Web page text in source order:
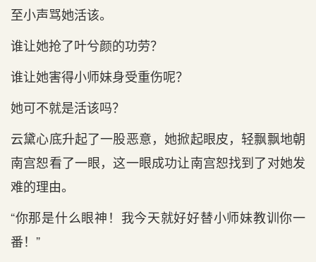
至小声骂她活该。
谁让她抢了叶兮颜的功劳？
谁让她害得小师妹身受重伤呢？
她可不就是活该吗？
云黛心底升起了一股恶意，她掀起眼皮，轻飘飘地朝
南宫恕看了一眼，这一眼成功让南宫恕找到了对她发
难的理由。
“你那是什么眼神！我今天就好好替小师妹教训你一
番！”